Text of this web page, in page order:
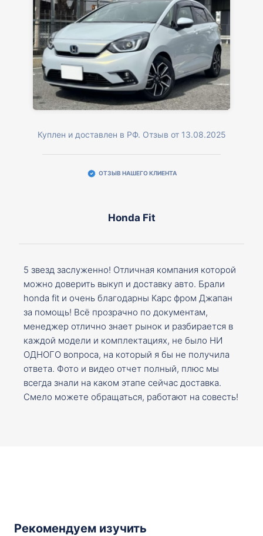
Куплен и доставлен в РФ. Отзыв от 13.08.2025
ОТЗЫВ НАШЕГО КЛИЕНТА
Honda Fit
5 звезд заслуженно! Отличная компания которой
можно доверить выкуп и доставку авто. Брали
honda fit и очень благодарны Карс фром Джапан
за помощь! Всё прозрачно по документам,
менеджер отлично знает рынок и разбирается в
каждой модели и комплектациях, не было НИ
ОДНОГО вопроса, на который я бы не получила
ответа. Фото и видео отчет полный, плюс мы
всегда знали на каком этапе сейчас доставка.
Смело можете обращаться, работают на совесть!
Рекомендуем изучить